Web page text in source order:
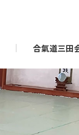
合氣道三田